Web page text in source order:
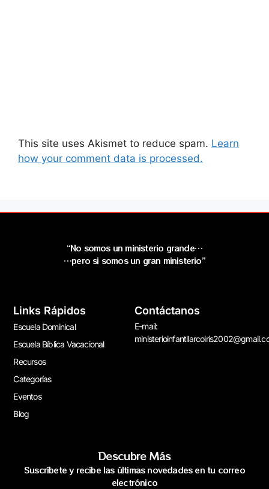
This site uses Akismet to reduce spam. Learn
how your comment data is processed.
“No somos un ministerio grande…
…pero si somos un gran ministerio”
Links Rápidos
Escuela Dominical
Escuela Bíblica Vacacional
Recursos
Categorías
Eventos
Blog
Contáctanos
E-mail:
Descubre Más
Suscríbete y recibe las últimas novedades en tu correo
electrónico